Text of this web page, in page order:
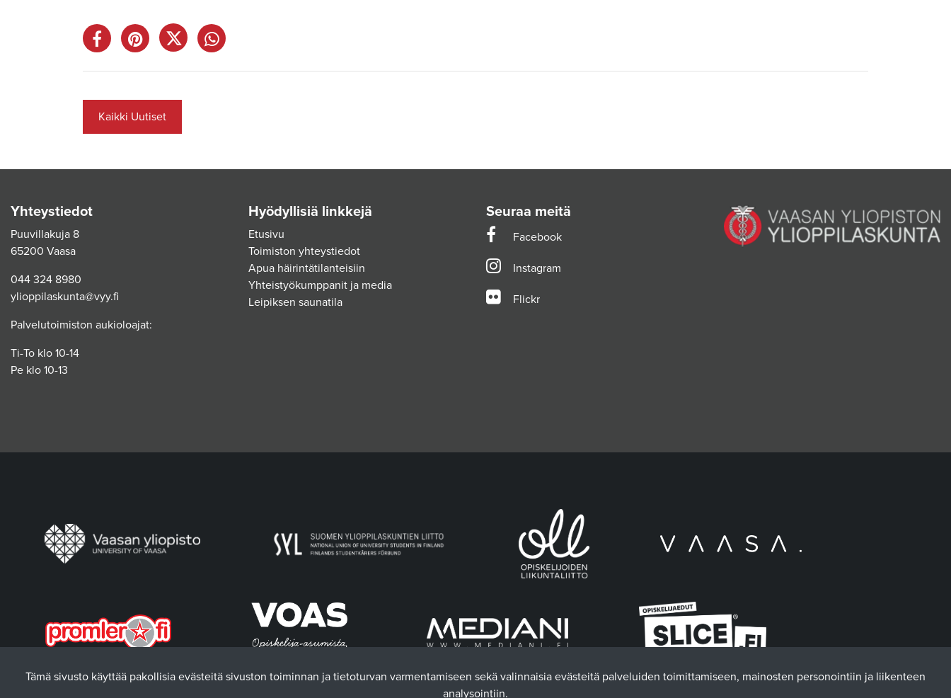
Tämä sivusto käyttää pakollisia evästeitä sivuston toiminnan ja tietoturvan varmentamiseen sekä valinnaisia evästeitä palveluiden toimittamiseen, mainosten personointiin ja liikenteen
analysointiin.
Kaikki Uutiset
Yhteystiedot
Puuvillakuja 8
65200 Vaasa
044 324 8980
ylioppilaskunta@vyy.fi
Palvelutoimiston aukioloajat:
Ti-To klo 10-14
Pe klo 10-13
Hyödyllisiä linkkejä
Etusivu
Toimiston yhteystiedot
Apua häirintätilanteisiin
Yhteistyökumppanit ja media
Leipiksen saunatila
Seuraa meitä
Facebook
Instagram
Flickr